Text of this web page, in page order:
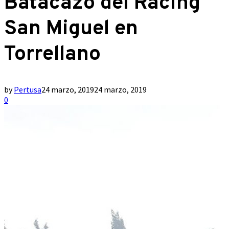
San Miguel en
Torrellano
byPertusa24 marzo, 201924 marzo, 2019
0